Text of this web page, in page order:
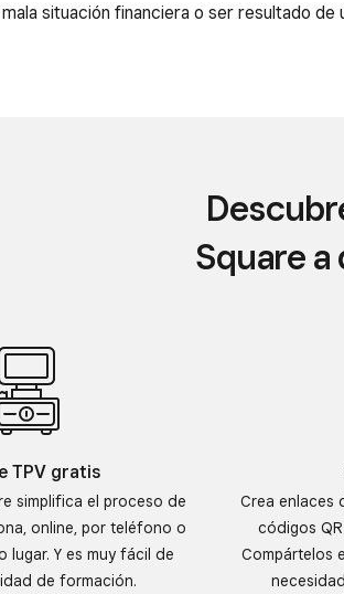
situación financiera o ser resultado
Square
TPV gratis
simplifica el proceso de
online, por teléfono o
lugar. Y es muy fácil de
de formación.
Crea enlaces
códigos
Compártelos